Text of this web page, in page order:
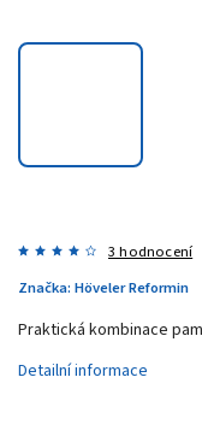
3 hodnocení
Značka: Höveler Reformin
Praktická kombinace
Detailní informace